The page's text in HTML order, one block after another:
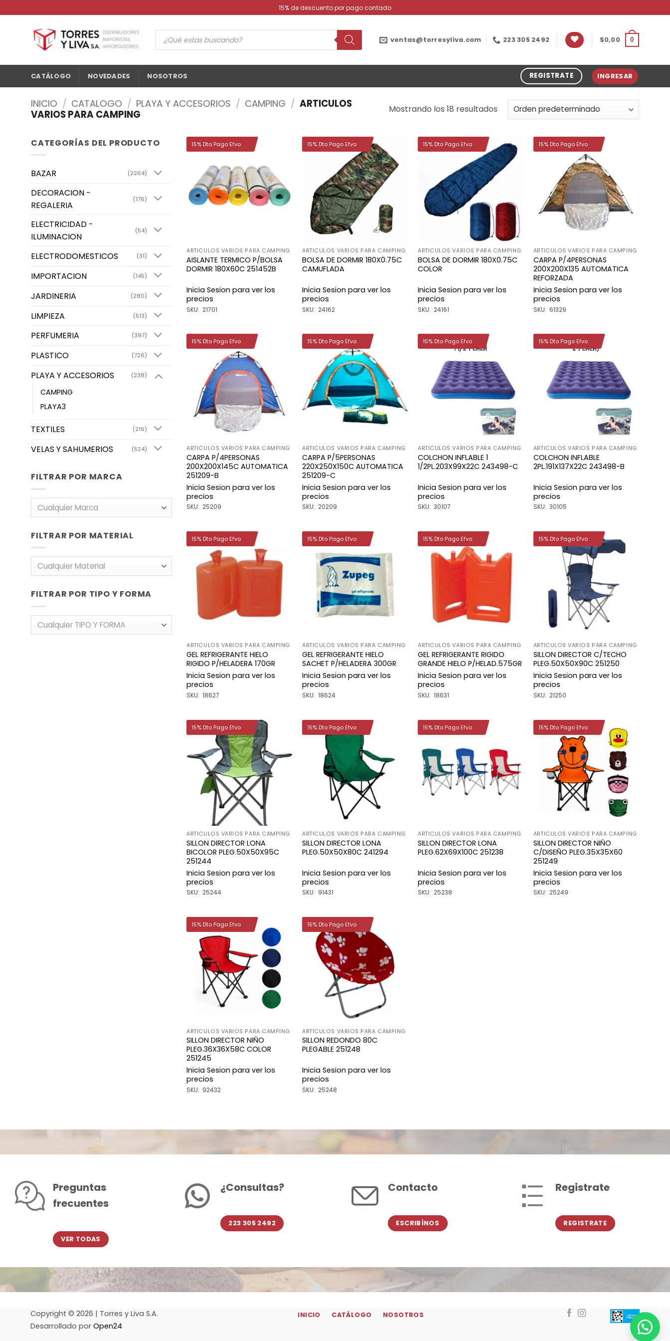
al
contenido
15% de descuento por pago contado
Búsqueda
productos
ventas@torresyliva.com 223 305 2492 $0,00 0
CATÁLOGO NOVEDADES NOSOTROS REGISTRATE INGRESAR
INICIO / CATALOGO / PLAYA Y ACCESORIOS / CAMPING / ARTICULOS
VARIOS PARA CAMPING
Mostrando los 18 resultados
CATEGORÍAS DEL PRODUCTO
BAZAR (2264)
DECORACION -
REGALERIA
(176)
ELECTRICIDAD -
ILUMINACION
(54)
ELECTRODOMESTICOS (31)
IMPORTACION (145)
JARDINERIA (280)
LIMPIEZA (513)
PERFUMERIA (397)
PLASTICO (726)
PLAYA Y ACCESORIOS (238)
CAMPING
PLAYA3
TEXTILES (216)
VELAS Y SAHUMERIOS (524)
FILTRAR POR MARCA
Cualquier Marca
FILTRAR POR MATERIAL
Cualquier Material
FILTRAR POR TIPO Y FORMA
Cualquier TIPO Y FORMA
Añadir
a la
lista de
deseos
ARTICULOS VARIOS PARA CAMPING
AISLANTE TERMICO P/BOLSA
DORMIR 180X60C 251452B
Inicia Sesion para ver los
precios
SKU: 21701
15% Dto Pago Efvo
Añadir
a la
lista de
deseos
ARTICULOS VARIOS PARA CAMPING
BOLSA DE DORMIR 180X0.75C
CAMUFLADA
Inicia Sesion para ver los
precios
SKU: 24162
15% Dto Pago Efvo
Añadir
a la
lista de
ARTICULOS VARIOS PARA CAMPING
BOLSA DE DORMIR 180X0.75C
COLOR
Inicia Sesion para ver los
precios
SKU: 24161
15% Dto Pago Efvo
lista de
deseos
ARTICULOS VARIOS PARA CAMPING
CARPA P/4PERSONAS
200X200X135 AUTOMATICA
REFORZADA
Inicia Sesion para ver los
precios
SKU: 61329
15% Dto Pago Efvo
lista de
deseos
ARTICULOS VARIOS PARA CAMPING
CARPA P/4PERSONAS
200X200X145C AUTOMATICA
251209-B
Inicia Sesion para ver los
precios
SKU: 25209
15% Dto Pago Efvo
a la
lista de
deseos
ARTICULOS VARIOS PARA CAMPING
CARPA P/5PERSONAS
220X250X150C AUTOMATICA
251209-C
Inicia Sesion para ver los
precios
SKU: 20209
15% Dto Pago Efvo
Añadir
a la
lista de
deseos
ARTICULOS VARIOS PARA CAMPING
COLCHON INFLABLE 1
1/2PL.203X99X22C 243498-C
Inicia Sesion para ver los
precios
SKU: 30107
15% Dto Pago Efvo
Añadir
a la
lista de
deseos
ARTICULOS VARIOS PARA CAMPING
COLCHON INFLABLE
2PL.191X137X22C 243498-B
Inicia Sesion para ver los
precios
SKU: 30105
15% Dto Pago Efvo
Añadir
a la
lista de
deseos
ARTICULOS VARIOS PARA CAMPING
GEL REFRIGERANTE HIELO
RIGIDO P/HELADERA 170GR
Inicia Sesion para ver los
precios
SKU: 18627
15% Dto Pago Efvo
Añadir
ARTICULOS VARIOS PARA CAMPING
GEL REFRIGERANTE HIELO
SACHET P/HELADERA 300GR
Inicia Sesion para ver los
precios
SKU: 18624
15% Dto Pago Efvo
Añadir
lista de
deseos
ARTICULOS VARIOS PARA CAMPING
GEL REFRIGERANTE RIGIDO
GRANDE HIELO P/HELAD.575GR
Inicia Sesion para ver los
precios
SKU: 18631
15% Dto Pago Efvo
ARTICULOS VARIOS PARA CAMPING
SILLON DIRECTOR C/TECHO
PLEG.50X50X90C 251250
Inicia Sesion para ver los
precios
SKU: 21250
15% Dto Pago Efvo
Añadir
a la
lista de
deseos
ARTICULOS VARIOS PARA CAMPING
SILLON DIRECTOR LONA
BICOLOR PLEG.50X50X95C
251244
Inicia Sesion para ver los
precios
SKU: 25244
15% Dto Pago Efvo
lista de
deseos
ARTICULOS VARIOS PARA CAMPING
SILLON DIRECTOR LONA
PLEG.50X50X80C 241294
Inicia Sesion para ver los
precios
SKU: 91431
15% Dto Pago Efvo
Añadir
a la
lista de
deseos
ARTICULOS VARIOS PARA CAMPING
SILLON DIRECTOR LONA
PLEG.62X69X100C 251238
Inicia Sesion para ver los
precios
SKU: 25238
15% Dto Pago Efvo
Añadir
a la
lista de
deseos
ARTICULOS VARIOS PARA CAMPING
SILLON DIRECTOR NIÑO
C/DISEÑO PLEG.35X35X60
251249
Inicia Sesion para ver los
precios
SKU: 25249
15% Dto Pago Efvo
Añadir
a la
lista de
deseos
ARTICULOS VARIOS PARA CAMPING
SILLON DIRECTOR NIÑO
PLEG.36X36X58C COLOR
251245
Inicia Sesion para ver los
precios
SKU: 92432
15% Dto Pago Efvo
Añadir
a la
lista de
deseos
ARTICULOS VARIOS PARA CAMPING
SILLON REDONDO 80C
PLEGABLE 251248
Inicia Sesion para ver los
precios
SKU: 25248
15% Dto Pago Efvo
Preguntas
frecuentes
VER TODAS
¿Consultas?
223 305 2492
Contacto
ESCRIBÍNOS
Registrate
REGISTRATE
Copyright © 2026 | Torres y Liva S.A.
Desarrollado por Open24
INICIO CATÁLOGO NOSOTROS